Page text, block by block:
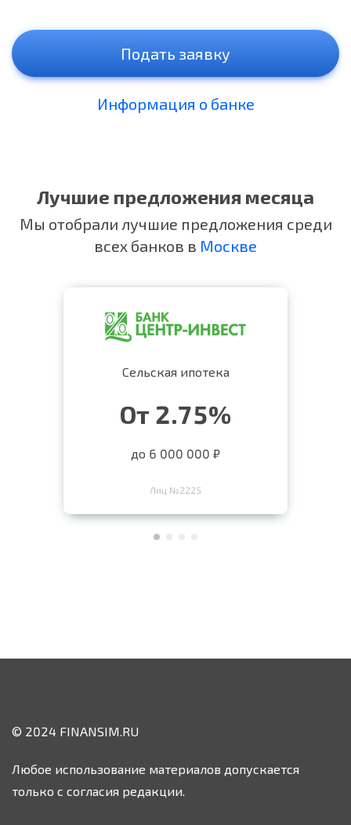
Подать заявку
Информация о банке
Лучшие предложения месяца
Мы отобрали лучшие предложения среди
всех банков в Москве
Сельская ипотека
От 2.75%
до 6 000 000 ₽
Лиц №2225
© 2024 FINANSIM.RU
Любое использование материалов допускается
только с согласия редакции.